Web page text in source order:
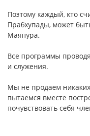
Поэтому каждый, кто
Прабхупады, может
Маяпура.
Все программы
и служения.
Мы не продаем
пытаемся вместе
почувствовать себя